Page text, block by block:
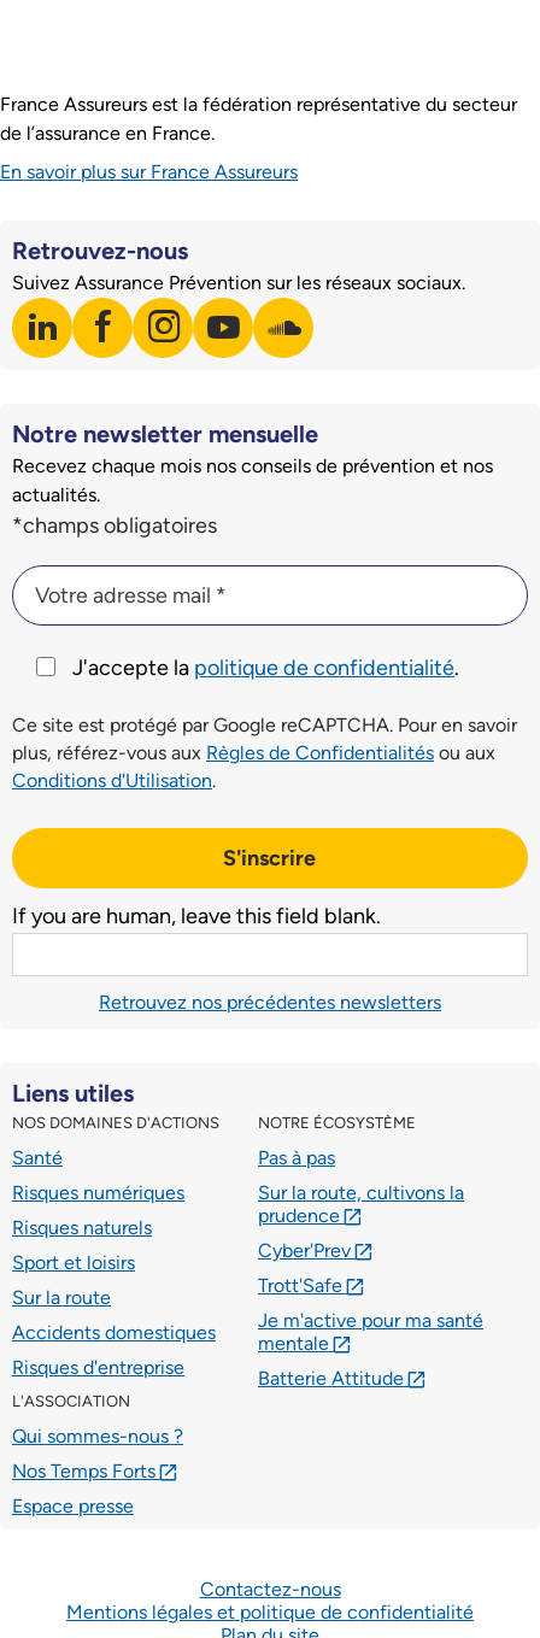
France Assureurs est la fédération représentative du secteur
de l’assurance en France.
En savoir plus sur France Assureurs
Liens utiles
NOS DOMAINES D'ACTIONS
Santé
Risques numériques
Risques naturels
Sport et loisirs
Sur la route
Accidents domestiques
Risques d'entreprise
NOTRE ÉCOSYSTÈME
Pas à pas
Sur la route, cultivons la
prudence lien externe
Cyber'Prev lien externe
Trott'Safe lien externe
Je m'active pour ma santé
mentale lien externe
Batterie Attitude lien externe
L'ASSOCIATION
Qui sommes-nous ?
Nos Temps Forts lien externe
Espace presse
Retrouvez-nous
Suivez Assurance Prévention sur les réseaux sociaux.
linkedin
Visiter notre page LinkedIn
facebook
Visiter notre page Facebook
instagram
Visiter notre page Instagram
youtube
Visiter notre page Youtube
soundcloud
Visiter notre page
Notre newsletter mensuelle
Recevez chaque mois nos conseils de prévention et nos
actualités.
Champs du formulaire d'inscription à la newsletter
*champs obligatoires
Votre adresse mail *
Votre adresse mail *
J'accepte la politique de confidentialité.
Ce site est protégé par Google reCAPTCHA. Pour en savoir
plus, référez-vous aux Règles de Confidentialités ou aux
Conditions d'Utilisation.
S'inscrire
If you are human, leave this field blank.
Retrouvez nos précédentes newsletters
Contactez-nous
Mentions légales et politique de confidentialité